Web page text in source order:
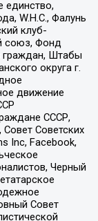
единство,
W.H.С., Фалунь
клуб-
союз, Фонд
граждан, Штабы
округа г.
движение
СССР,
Советских
Inc, Facebook,
Черный
Совет